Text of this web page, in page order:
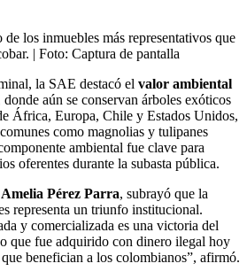
los inmuebles más representativos que
| Foto: Captura de pantalla
la SAE destacó el valor ambiental
aún se conservan árboles exóticos
África, Europa, Chile y Estados Unidos,
como magnolias y tulipanes
ambiental fue clave para
oferentes durante la subasta pública.
Amelia Pérez Parra, subrayó que la
representa un triunfo institucional.
y comercializada es una victoria del
que fue adquirido con dinero ilegal hoy
benefician a los colombianos”, afirmó.